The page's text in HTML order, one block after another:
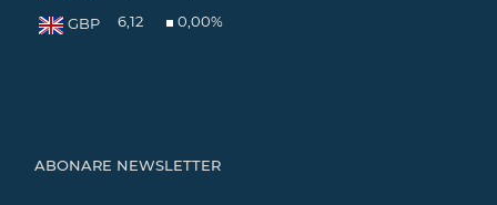
GBP 6,12 0,00%
ABONARE NEWSLETTER